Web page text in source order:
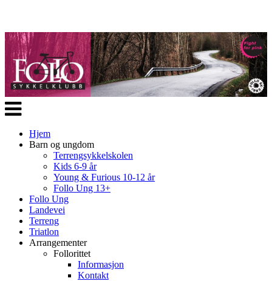
Veksle
navigasjon
Hjem
Barn og ungdom
Terrengsykkelskolen
Kids 6-9 år
Young & Furious 10-12 år
Follo Ung 13+
Follo Ung
Landevei
Terreng
Triatlon
Arrangementer
Follorittet
Informasjon
Kontakt